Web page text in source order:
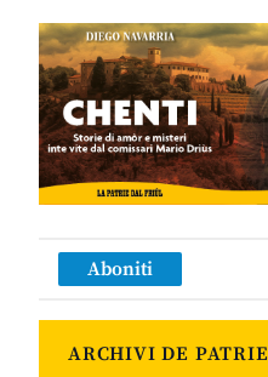
Aboniti
ARCHIVI DE PATRIE